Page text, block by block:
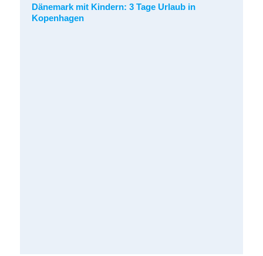
Dänemark mit Kindern: 3 Tage Urlaub in
Kopenhagen